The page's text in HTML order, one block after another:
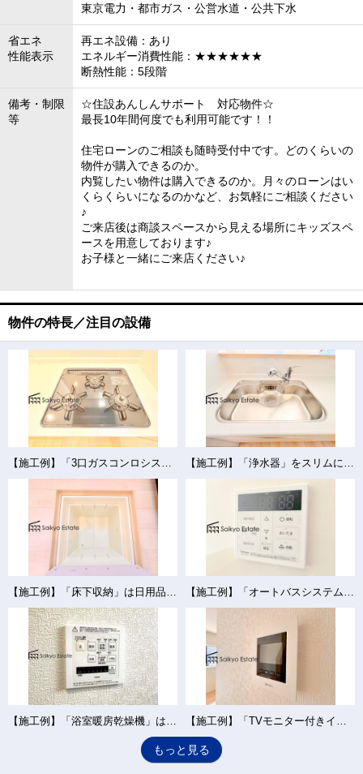
東京電力・都市ガス・公営水道・公共下水
省エネ
性能表示
再エネ設備：あり
エネルギー消費性能：★★★★★★
断熱性能：5段階
備考・制限
等
☆住設あんしんサポート 対応物件☆
最長10年間何度でも利用可能です！！
住宅ローンのご相談も随時受付中です。どのくらいの
物件が購入できるのか。
内覧したい物件は購入できるのか。月々のローンはい
くらくらいになるのかなど、お気軽にご相談ください
♪
ご来店後は商談スペースから見える場所にキッズスペ
ースを用意しております♪
お子様と一緒にご来店ください♪
物件の特長／注目の設備
【施工例】「3口ガスコンロシステム」はたくさんの料理が同時に作れて便利な上、凹凸が少ないフラットトップなのでお掃除も楽々です。 【施工例】「浄水器」をスリムに内蔵したハンドシャワー式の水栓金具です。シンクもスッキリ！
【施工例】「床下収納」は日用品のストックや、使用頻度の低い物などを収納するのに便利なスペースです。 【施工例】「オートバスシステム」は浴室のお湯張り、温度調整などを、キッチンなど浴室以外から操作が出来る便利なシステムです。
【施工例】「浴室暖房乾燥機」は梅雨や花粉の時期、雨の日の洗濯物の乾燥に重宝します。寒い冬も入浴前の暖房運転で快適なバスタイムを♪ 【施工例】「TVモニター付きインターホン」は、玄関に行かなくても誰が来たのか確認でき、お子様のお留守番も安心です。
もっと見る